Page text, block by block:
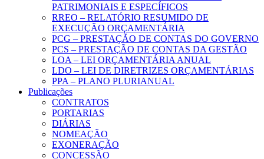
PATRIMONIAIS E ESPECÍFICOS
RREO – RELATÓRIO RESUMIDO DE
EXECUÇÃO ORÇAMENTÁRIA
PCG – PRESTAÇÃO DE CONTAS DO GOVERNO
PCS – PRESTAÇÃO DE CONTAS DA GESTÃO
LOA – LEI ORÇAMENTÁRIA ANUAL
LDO – LEI DE DIRETRIZES ORÇAMENTÁRIAS
PPA – PLANO PLURIANUAL
Publicações
CONTRATOS
PORTARIAS
DIÁRIAS
NOMEAÇÃO
EXONERAÇÃO
CONCESSÃO